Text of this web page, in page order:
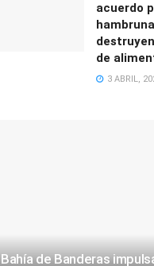
acuerdo
de
3 ABRIL,
Bahía de Banderas